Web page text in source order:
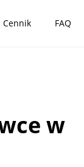
Cennik FAQ
w